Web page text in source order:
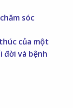
sóc
của một
đời và bệnh